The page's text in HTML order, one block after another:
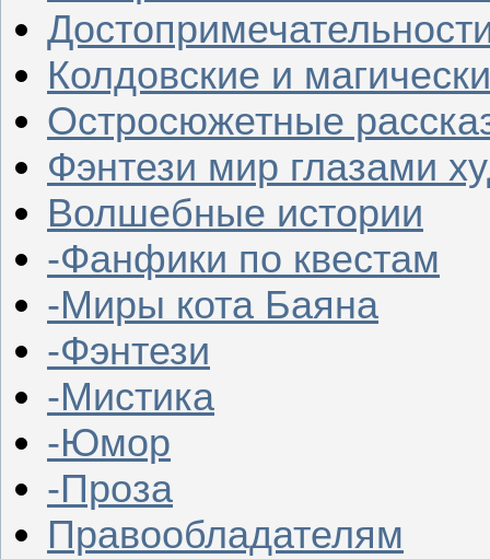
Колдовские и
Остросюжетные
Фэнтези мир глазами
Волшебные истории
-Фанфики по квестам
-Миры кота Баяна
-Фэнтези
-Мистика
-Юмор
-Проза
Правообладателям